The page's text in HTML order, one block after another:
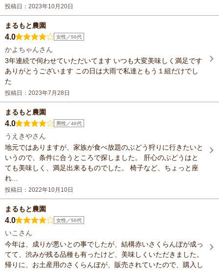
投稿日：2023年10月20日
まるもと農園
4.0 女性／50代
かよちゃんさん
3年連続で伺わせていただいてます いつも大変美味しく満足です
ありがとうございます この日は大雨で私達ともう１組だけでし
た
投稿日：2023年7月28日
まるもと農園
4.0 男性／40代
うえきやさん
地元ではありますが、家族が食べ放題のぶどう狩りに行きたいと
いうので、条件に合うところで探しました。 肝心のぶどうはと
ても美味しく、満足出来るものでした。 椅子など、ちょっと座
れ...
投稿日：2022年10月10日
まるもと農園
4.0 女性／50代
いこさん
今年は、成りが悪いとの事でしたが、結構赤いさくらんぼが成っ
てて、渋みが残る品種も有ったけど、美味しくいただきました。
帰りに、お土産用のさくらんぼが、販売されていたので、購入し